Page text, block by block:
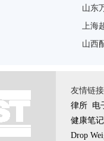
山东
上海
山西
友情链
律所 电
健康笔记
Drop